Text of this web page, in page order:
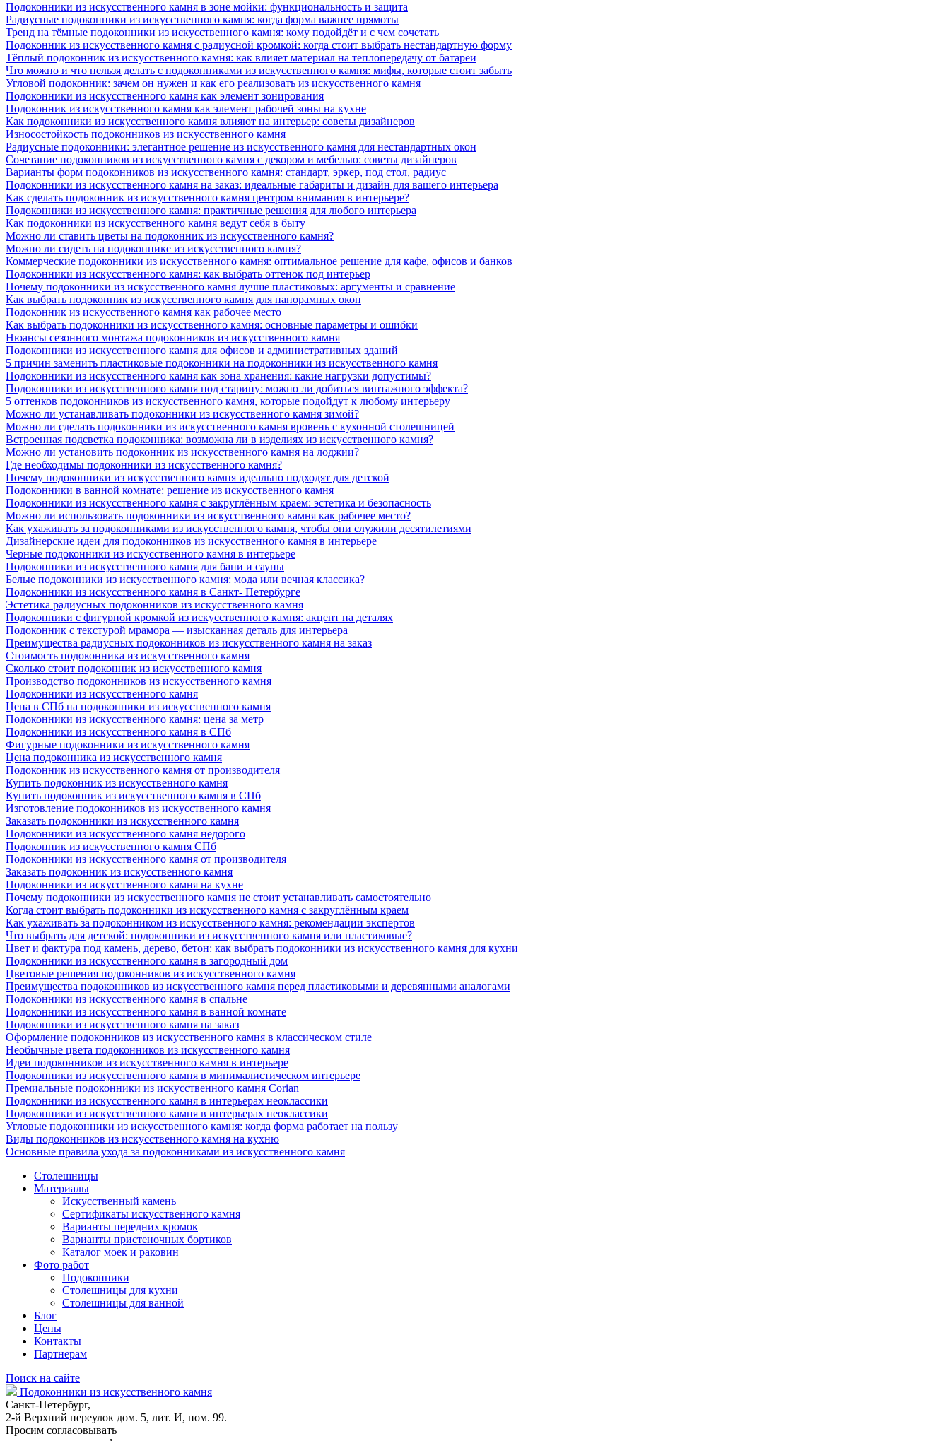
Подоконники из искусственного камня в зоне мойки: функциональность и защита
Радиусные подоконники из искусственного камня: когда форма важнее прямоты
Тренд на тёмные подоконники из искусственного камня: кому подойдёт и с чем сочетать
Подоконник из искусственного камня с радиусной кромкой: когда стоит выбрать нестандартную форму
Тёплый подоконник из искусственного камня: как влияет материал на теплопередачу от батареи
Что можно и что нельзя делать с подоконниками из искусственного камня: мифы, которые стоит забыть
Угловой подоконник: зачем он нужен и как его реализовать из искусственного камня
Подоконники из искусственного камня как элемент зонирования
Подоконник из искусственного камня как элемент рабочей зоны на кухне
Как подоконники из искусственного камня влияют на интерьер: советы дизайнеров
Износостойкость подоконников из искусственного камня
Радиусные подоконники: элегантное решение из искусственного камня для нестандартных окон
Сочетание подоконников из искусственного камня с декором и мебелью: советы дизайнеров
Варианты форм подоконников из искусственного камня: стандарт, эркер, под стол, радиус
Подоконники из искусственного камня на заказ: идеальные габариты и дизайн для вашего интерьера
Как сделать подоконник из искусственного камня центром внимания в интерьере?
Подоконники из искусственного камня: практичные решения для любого интерьера
Как подоконники из искусственного камня ведут себя в быту
Можно ли ставить цветы на подоконник из искусственного камня?
Можно ли сидеть на подоконнике из искусственного камня?
Коммерческие подоконники из искусственного камня: оптимальное решение для кафе, офисов и банков
Подоконники из искусственного камня: как выбрать оттенок под интерьер
Почему подоконники из искусственного камня лучше пластиковых: аргументы и сравнение
Как выбрать подоконник из искусственного камня для панорамных окон
Подоконник из искусственного камня как рабочее место
Как выбрать подоконники из искусственного камня: основные параметры и ошибки
Нюансы сезонного монтажа подоконников из искусственного камня
Подоконники из искусственного камня для офисов и административных зданий
5 причин заменить пластиковые подоконники на подоконники из искусственного камня
Подоконники из искусственного камня как зона хранения: какие нагрузки допустимы?
Подоконники из искусственного камня под старину: можно ли добиться винтажного эффекта?
5 оттенков подоконников из искусственного камня, которые подойдут к любому интерьеру
Можно ли устанавливать подоконники из искусственного камня зимой?
Можно ли сделать подоконники из искусственного камня вровень с кухонной столешницей
Встроенная подсветка подоконника: возможна ли в изделиях из искусственного камня?
Можно ли установить подоконник из искусственного камня на лоджии?
Где необходимы подоконники из искусственного камня?
Почему подоконники из искусственного камня идеально подходят для детской
Подоконники в ванной комнате: решение из искусственного камня
Подоконники из искусственного камня с закруглённым краем: эстетика и безопасность
Можно ли использовать подоконники из искусственного камня как рабочее место?
Как ухаживать за подоконниками из искусственного камня, чтобы они служили десятилетиями
Дизайнерские идеи для подоконников из искусственного камня в интерьере
Черные подоконники из искусственного камня в интерьере
Подоконники из искусственного камня для бани и сауны
Белые подоконники из искусственного камня: мода или вечная классика?
Подоконники из искусственного камня в Санкт- Петербурге
Эстетика радиусных подоконников из искусственного камня
Подоконники с фигурной кромкой из искусственного камня: акцент на деталях
Подоконник с текстурой мрамора — изысканная деталь для интерьера
Преимущества радиусных подоконников из искусственного камня на заказ
Стоимость подоконника из искусственного камня
Сколько стоит подоконник из искусственного камня
Производство подоконников из искусственного камня
Подоконники из искусственного камня
Цена в СПб на подоконники из искусственного камня
Подоконники из искусственного камня: цена за метр
Подоконники из искусственного камня в СПб
Фигурные подоконники из искусственного камня
Цена подоконника из искусственного камня
Подоконник из искусственного камня от производителя
Купить подоконник из искусственного камня
Купить подоконник из искусственного камня в СПб
Изготовление подоконников из искусственного камня
Заказать подоконники из искусственного камня
Подоконники из искусственного камня недорого
Подоконник из искусственного камня СПб
Подоконники из искусственного камня от производителя
Заказать подоконник из искусственного камня
Подоконники из искусственного камня на кухне
Почему подоконники из искусственного камня не стоит устанавливать самостоятельно
Когда стоит выбрать подоконники из искусственного камня с закруглённым краем
Как ухаживать за подоконником из искусственного камня: рекомендации экспертов
Что выбрать для детской: подоконники из искусственного камня или пластиковые?
Цвет и фактура под камень, дерево, бетон: как выбрать подоконники из искусственного камня для кухни
Подоконники из искусственного камня в загородный дом
Цветовые решения подоконников из искусственного камня
Преимущества подоконников из искусственного камня перед пластиковыми и деревянными аналогами
Подоконники из искусственного камня в спальне
Подоконники из искусственного камня в ванной комнате
Подоконники из искусственного камня на заказ
Оформление подоконников из искусственного камня в классическом стиле
Необычные цвета подоконников из искусственного камня
Идеи подоконников из искусственного камня в интерьере
Подоконники из искусственного камня в минималистическом интерьере
Премиальные подоконники из искусственного камня Corian
Подоконники из искусственного камня в интерьерах неоклассики
Подоконники из искусственного камня в интерьерах неоклассики
Угловые подоконники из искусственного камня: когда форма работает на пользу
Виды подоконников из искусственного камня на кухню
Основные правила ухода за подоконниками из искусственного камня
Столешницы
Материалы
Искусственный камень
Сертификаты искусственного камня
Варианты передних кромок
Варианты пристеночных бортиков
Каталог моек и раковин
Фото работ
Подоконники
Столешницы для кухни
Столешницы для ванной
Блог
Цены
Контакты
Партнерам
Поиск на сайте
Подоконники из искусственного камня
Санкт-Петербург,
2-й Верхний переулок дом. 5, лит. И, пом. 99.
Просим согласовывать